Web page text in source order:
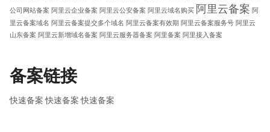
公司网站备案 阿里云企业备案 阿里云公安备案 阿里云域名购买 阿里云备案 阿
里云备案域名 阿里云备案提交多个域名 阿里云备案有效期 阿里云备案服务号 阿里云
山东备案 阿里云新增域名备案 阿里云服务器备案 阿里备案 阿里接入备案
备案链接
快速备案 快速备案 快速备案